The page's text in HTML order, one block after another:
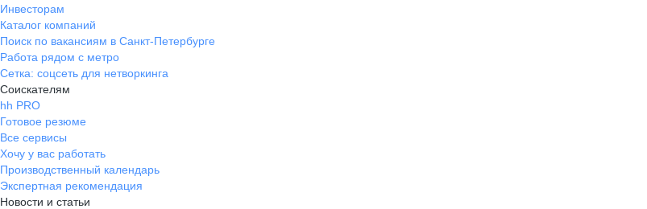
Инвесторам
Каталог компаний
Поиск по вакансиям в Санкт-Петербурге
Работа рядом с метро
Сетка: соцсеть для нетворкинга
Соискателям
hh PRO
Готовое резюме
Все сервисы
Хочу у вас работать
Производственный календарь
Экспертная рекомендация
Новости и статьи